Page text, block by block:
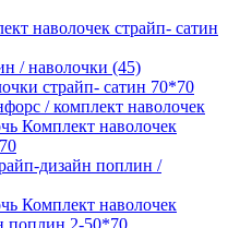
наволочек страйп- сатин
/ наволочки (45)
страйп- сатин 70*70
/ комплект наволочек
Комплект наволочек
дизайн поплин /
Комплект наволочек